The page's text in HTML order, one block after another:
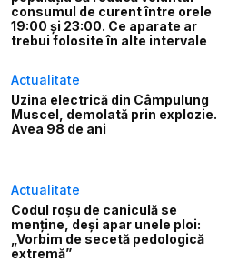
consumul de curent între orele
19:00 și 23:00. Ce aparate ar
trebui folosite în alte intervale
Actualitate
Uzina electrică din Câmpulung
Muscel, demolată prin explozie.
Avea 98 de ani
Actualitate
Codul roșu de caniculă se
menține, deși apar unele ploi:
„Vorbim de secetă pedologică
extremă”